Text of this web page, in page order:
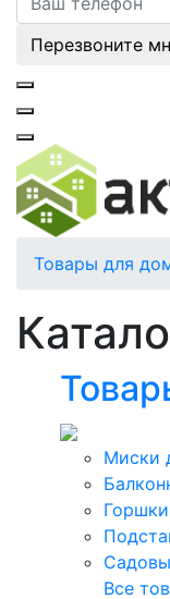
Перезвоните
Товары для
Миски
Все